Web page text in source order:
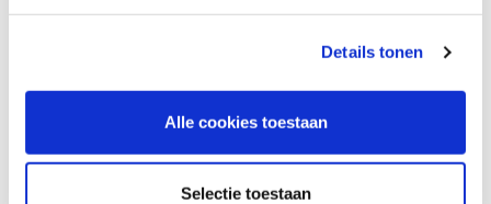
Details tonen
Alle cookies toestaan
Selectie toestaan
MotoPort Almere
MotoPort Almere